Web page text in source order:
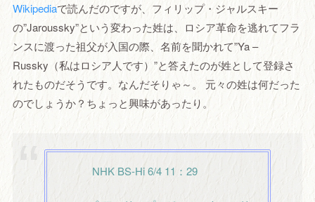
Wikipediaで読んだのですが、フィリップ・ジャルスキー
の”Jaroussky”という変わった姓は、ロシア革命を逃れてフラ
ンスに渡った祖父が入国の際、名前を聞かれて”Ya –
Russky（私はロシア人です）”と答えたのが姓として登録さ
れたものだそうです。なんだそりゃ～。 元々の姓は何だった
のでしょうか？ちょっと興味があったり。
NHK BS-Hi 6/4 11：29